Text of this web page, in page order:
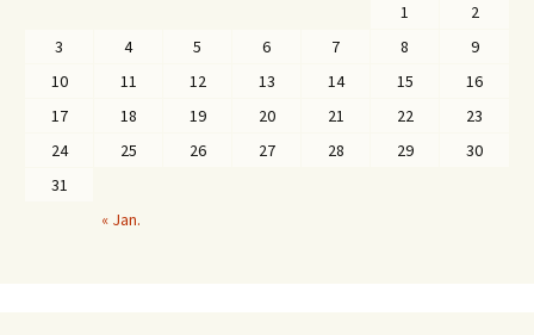
1
2
3
4 5 6 7 8
9
10
11 12 13 14 15
16
17
18 19 20 21 22
23
24
25 26 27 28 29
30
31
« Jan.